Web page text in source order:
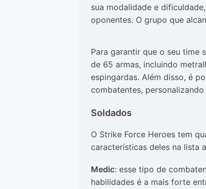
sua modalidade e
oponentes. O grupo que
Para garantir que o seu time
de 65 armas, incluindo
espingardas. Além disso, é
combatentes,
Soldados
O Strike Force Heroes tem
características deles na lista
Medic: esse tipo de
habilidades é a mais forte